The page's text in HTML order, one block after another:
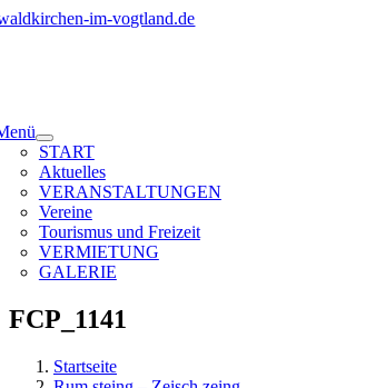
Zum
START
Aktuelles
VERANSTALTUNGEN
Vereine
Tourismus und Freizeit
VERMIETUNG
GALERIE
FCP_1141
Startseite